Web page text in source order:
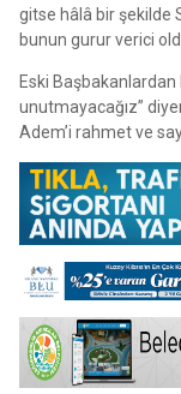
gitse hâlâ bir şekilde
bunun gurur verici
Eski Başbakanlardan
unutmayacağız”
Adem’i rahmet ve